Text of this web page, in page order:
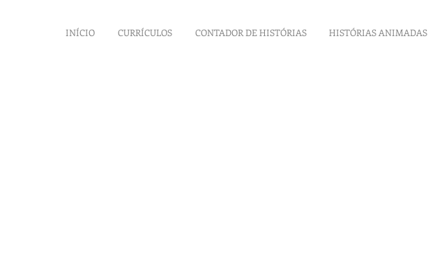
INÍCIO CURRÍCULOS CONTADOR DE HISTÓRIAS HISTÓRIAS ANIMADAS